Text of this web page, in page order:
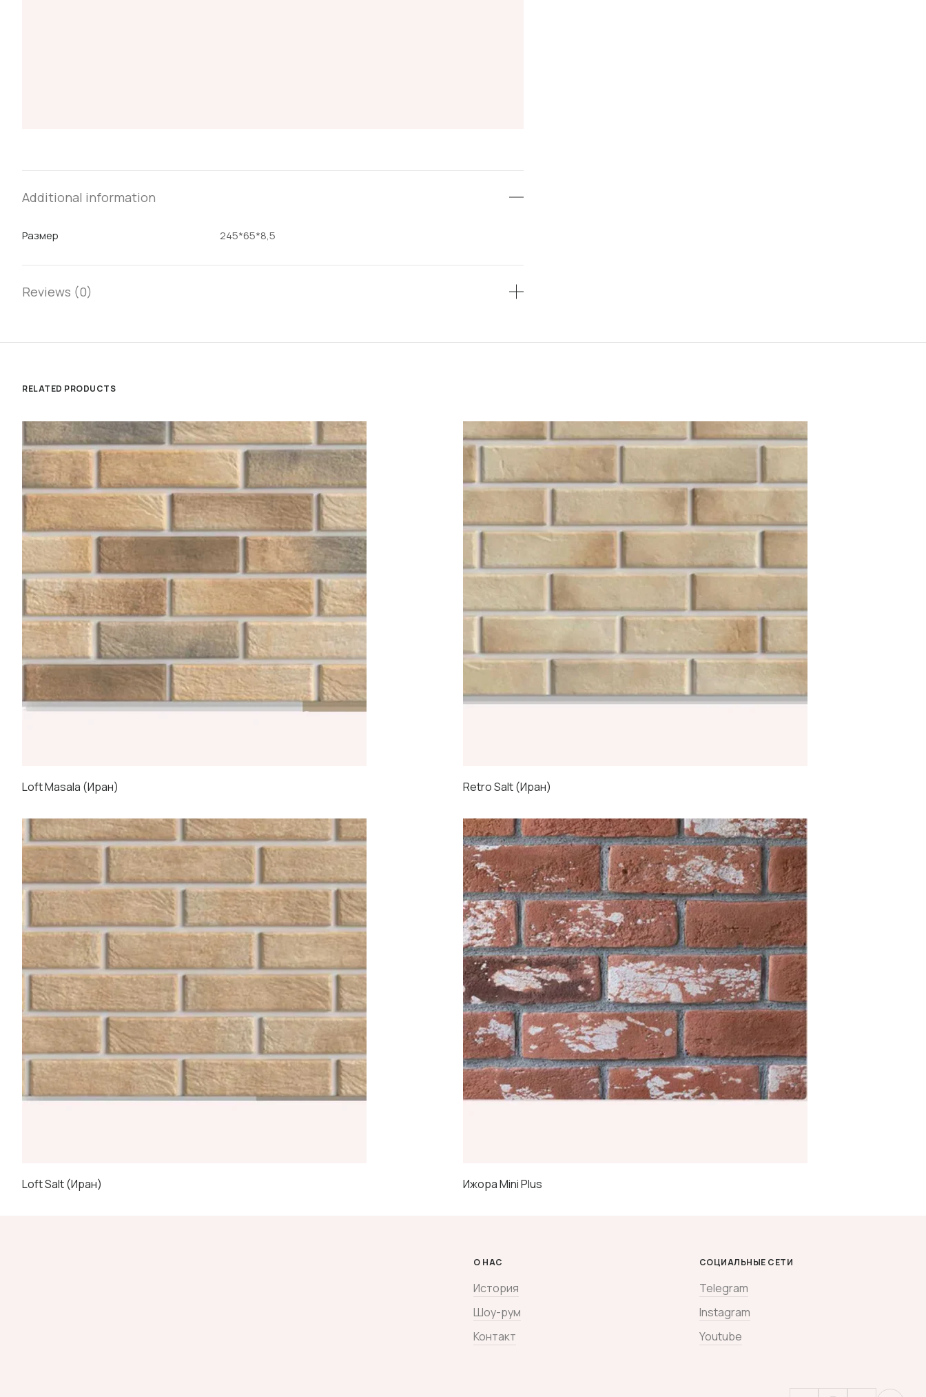
Additional information
Размер 245*65*8,5
Reviews (0)
RELATED PRODUCTS
Loft Masala (Иран) Retro Salt (Иран)
Loft Salt (Иран) Ижора Mini Plus
О НАС
История
Шоу-рум
Контакт
СОЦИАЛЬНЫЕ СЕТИ
Telegram
Instagram
Youtube